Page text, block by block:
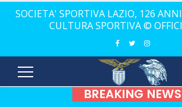
SOCIETA' SPORTIVA LAZIO, 126
CULTURA SPORTIVA ©
BREAKING NEWS